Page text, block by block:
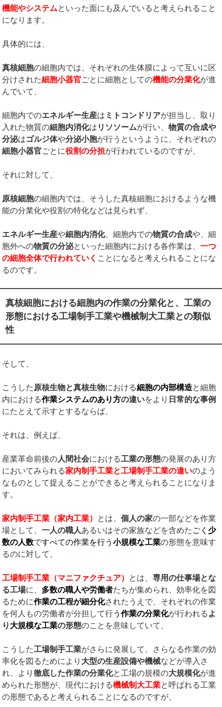
機能やシステムといった面にも及んでいると考えられること
になります。
具体的には、
真核細胞の細胞内では、それぞれの生体膜によって互いに区
分けされた細胞小器官ごとに細胞としての機能の分業化が進
んでいて、
細胞内でのエネルギー生産は ミトコンドリアが担当し、取り
入れた物質の細胞内消化は リソソームが行い、物質の合成や
分泌はゴルジ体や分泌小胞が行うというように、それぞれの
細胞小器官ごとに役割の分担が行われているのですが、
それに対して、
原核細胞の細胞内では、そうした真核細胞におけるような機
能の分業化や役割の特化などは見られず、
エネルギー生産や細胞内消化、細胞内での物質の合成や、細
胞外への物質の分泌といった細胞内における各作業は、一つ
の細胞全体で行われていく ことになると考えられることにな
るのです。
真核細胞における細胞内の作業の分業化と、工業の
形態における工場制手工業や機械制大工業との類似
性
そして、
こうした原核生物と真核生物における細胞の内部構造と細胞
内における作業システムのあり方の違いをより 日常的な事例
にたとえて示すとするならば、
それは、例えば、
産業革命前後の人間社会における工業の形態の発展のあり方
においてみられる家内制手工業と工場制手工業の違いのよう
なものとして捉えることができると考えられることになりま
す。
家内制手工業（家内工業） とは、個人の家の一部などを作業
場として、一人の職人あるいはその家族などを含めた ごく少
数の人数ですべての作業を行う小規模な工業の形態を意味す
るのに対して、
工場制手工業（マニファクチュア） とは、専用の仕事場とな
る工場に、 多数の職人や労働者たちが集められ、効率化を図
るために作業の工程が細分化されたうえで、それぞれの作業
を何人もの労働者が分担して行う作業の分業化が行われる よ
り 大規模な工業の形態のことを意味していて、
こうした工場制手工業がさらに発展して、さらなる作業の効
率化を図るためにより 大型の生産設備や機械などが導入さ
れ、より徹底した作業の分業化と工場の規模の大規模化が進
められた形態が、現代における機械制大工業と呼ばれる工業
の形態であると考えられることになるのですが、